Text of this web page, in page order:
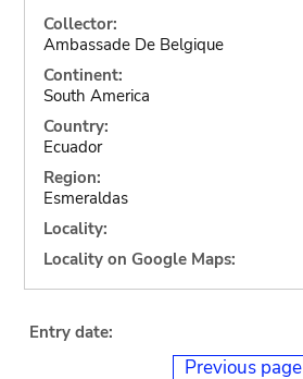
Collector:
Ambassade De Belgique
Continent:
South America
Country:
Ecuador
Region:
Esmeraldas
Locality:
Locality on Google Maps:
Entry date:
Previous page